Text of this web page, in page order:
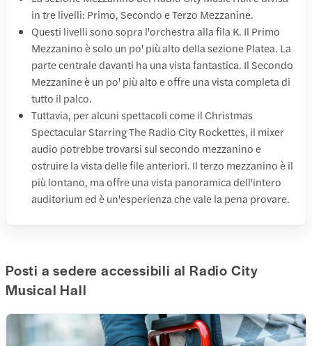
in tre livelli: Primo, Secondo e Terzo Mezzanine.
Questi livelli sono sopra l'orchestra alla fila K. Il Primo
Mezzanino è solo un po' più alto della sezione Platea. La
parte centrale davanti ha una vista fantastica. Il Secondo
Mezzanine è un po' più alto e offre una vista completa di
tutto il palco.
Tuttavia, per alcuni spettacoli come il Christmas
Spectacular Starring The Radio City Rockettes, il mixer
audio potrebbe trovarsi sul secondo mezzanino e
ostruire la vista delle file anteriori. Il terzo mezzanino è il
più lontano, ma offre una vista panoramica dell'intero
auditorium ed è un'esperienza che vale la pena provare.
Posti a sedere accessibili al Radio City
Musical Hall